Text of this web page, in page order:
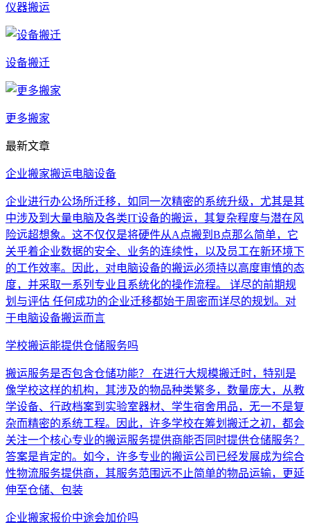
仪器搬运
设备搬迁
更多搬家
最新文章
企业搬家搬运电脑设备
企业进行办公场所迁移，如同一次精密的系统升级，尤其是其
中涉及到大量电脑及各类IT设备的搬运，其复杂程度与潜在风
险远超想象。这不仅仅是将硬件从A点搬到B点那么简单，它
关乎着企业数据的安全、业务的连续性，以及员工在新环境下
的工作效率。因此，对电脑设备的搬运必须持以高度审慎的态
度，并采取一系列专业且系统化的操作流程。 详尽的前期规
划与评估 任何成功的企业迁移都始于周密而详尽的规划。对
于电脑设备搬运而言
学校搬运能提供仓储服务吗
搬运服务是否包含仓储功能？ 在进行大规模搬迁时，特别是
像学校这样的机构，其涉及的物品种类繁多，数量庞大，从教
学设备、行政档案到实验室器材、学生宿舍用品，无一不是复
杂而精密的系统工程。因此，许多学校在筹划搬迁之初，都会
关注一个核心专业的搬运服务提供商能否同时提供仓储服务？
答案是肯定的。如今，许多专业的搬运公司已经发展成为综合
性物流服务提供商，其服务范围远不止简单的物品运输，更延
伸至仓储、包装
企业搬家报价中途会加价吗